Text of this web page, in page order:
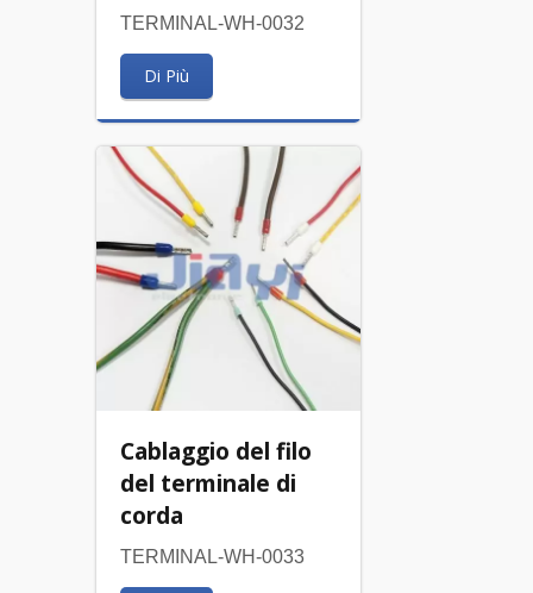
TERMINAL-WH-0032
Di Più
Cablaggio del filo
del terminale di
corda
TERMINAL-WH-0033